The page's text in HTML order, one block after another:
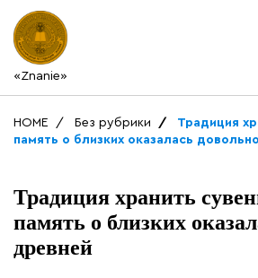
«Znanie»
HOME Без рубрики
Традиция
память о близких оказалась
Традиция хранить
память о близких
древней